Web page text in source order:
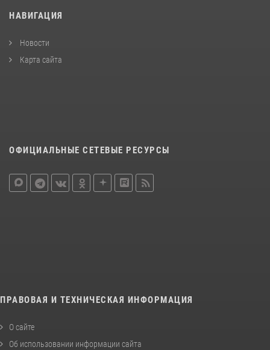
НАВИГАЦИЯ
Новости
Карта сайта
ОФИЦИАЛЬНЫЕ СЕТЕВЫЕ РЕСУРСЫ
ПРАВОВАЯ И ТЕХНИЧЕСКАЯ ИНФОРМАЦИЯ
О сайте
Об использовании информации сайта